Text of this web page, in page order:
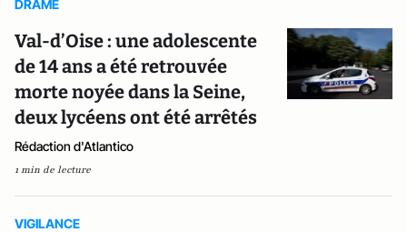
DRAME
Val-d’Oise : une adolescente
de 14 ans a été retrouvée
morte noyée dans la Seine,
deux lycéens ont été arrêtés
Rédaction d'Atlantico
1 min de lecture
VIGILANCE